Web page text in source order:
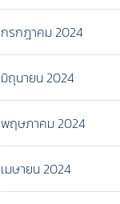
กรกฎาคม 2024
มิถุนายน 2024
พฤษภาคม 2024
เมษายน 2024